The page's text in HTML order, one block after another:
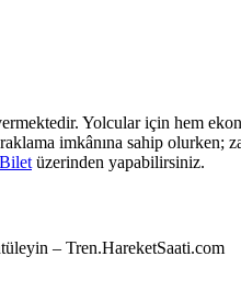
Yolcular için hem
imkânına sahip olurken;
üzerinden yapabilirsiniz.
– Tren.HareketSaati.com